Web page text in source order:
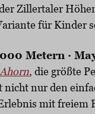
Zillertaler
für Kinder
Metern ·
, die größte
nur den
mit freiem